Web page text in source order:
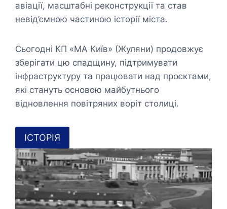
авіації, масштабні реконструкції та став
невід’ємною частиною історії міста.
Сьогодні КП «МА Київ» (Жуляни) продовжує
зберігати цю спадщину, підтримувати
інфраструктуру та працювати над проєктами,
які стануть основою майбутнього
відновлення повітряних воріт столиці.
ІСТОРІЯ